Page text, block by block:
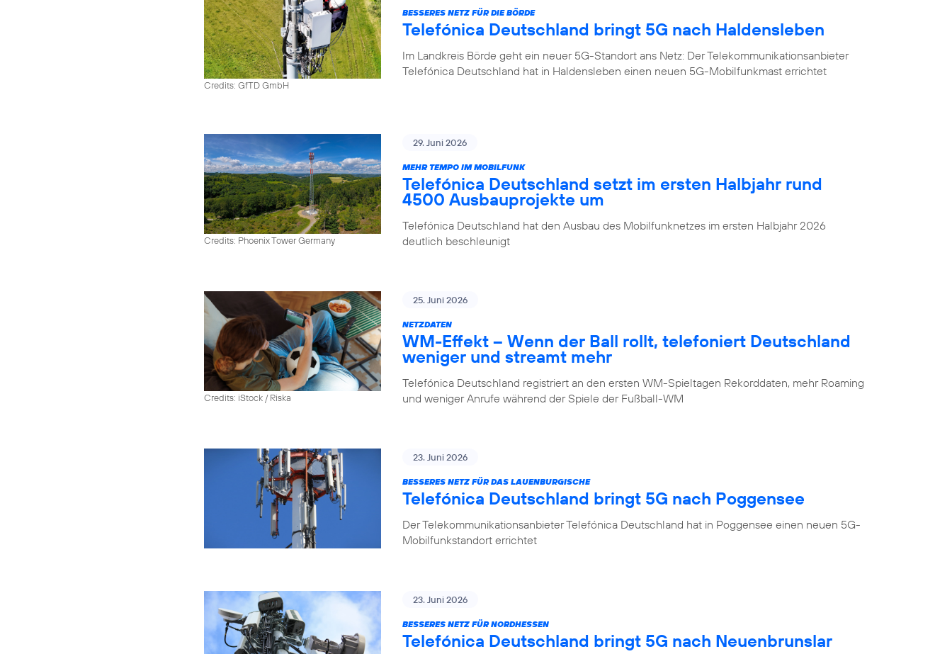
Credits: GfTD GmbH
BESSERES NETZ FÜR DIE BÖRDE
Telefónica Deutschland bringt 5G nach Haldensleben
Im Landkreis Börde geht ein neuer 5G-Standort ans Netz: Der Telekommunikationsanbieter
Telefónica Deutschland hat in Haldensleben einen neuen 5G-Mobilfunkmast errichtet
Credits: Phoenix Tower Germany
29. Juni 2026
MEHR TEMPO IM MOBILFUNK
Telefónica Deutschland setzt im ersten Halbjahr rund
4500 Ausbauprojekte um
Telefónica Deutschland hat den Ausbau des Mobilfunknetzes im ersten Halbjahr 2026
deutlich beschleunigt
Credits: iStock / Riska
25. Juni 2026
NETZDATEN
WM-Effekt – Wenn der Ball rollt, telefoniert Deutschland
weniger und streamt mehr
Telefónica Deutschland registriert an den ersten WM-Spieltagen Rekorddaten, mehr Roaming
und weniger Anrufe während der Spiele der Fußball-WM
23. Juni 2026
BESSERES NETZ FÜR DAS LAUENBURGISCHE
Telefónica Deutschland bringt 5G nach Poggensee
Der Telekommunikationsanbieter Telefónica Deutschland hat in Poggensee einen neuen 5G-
Mobilfunkstandort errichtet
23. Juni 2026
BESSERES NETZ FÜR NORDHESSEN
Telefónica Deutschland bringt 5G nach Neuenbrunslar